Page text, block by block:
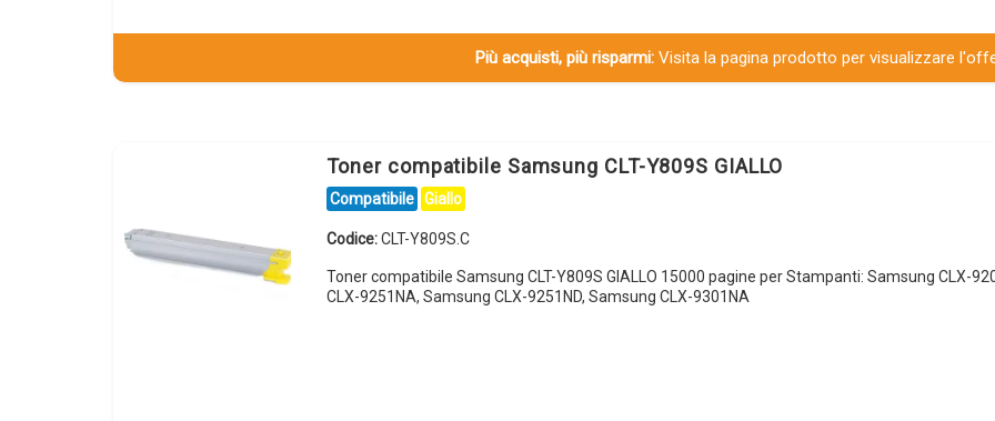
Più acquisti, più risparmi:Visita la pagina prodotto per visualizzare
Toner compatibile Samsung CLT-Y809S GIALLO
Compatibile Giallo
Codice:CLT-Y809S.C
Toner compatibile Samsung CLT-Y809S GIALLO 15000 pagine per Stampanti: Samsung CLX-
CLX-9251NA, Samsung CLX-9251ND, Samsung CLX-9301NA